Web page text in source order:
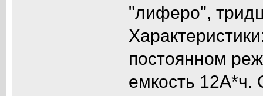
"лиферо",
постоянном
емкость 12А*ч.